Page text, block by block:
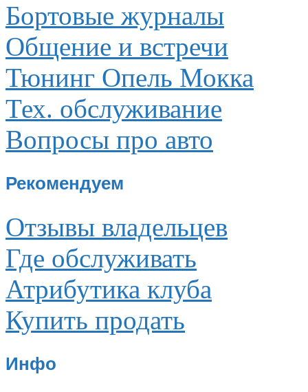
Бортовые журналы
Общение и встречи
Тюнинг Опель Мокка
Тех. обслуживание
Вопросы про авто
Рекомендуем
Отзывы владельцев
Где обслуживать
Атрибутика клуба
Купить продать
Инфо